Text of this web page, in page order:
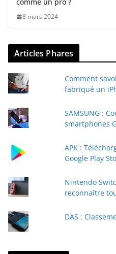
8 mars 2024
Articles Phares
Comment
fabriqué un
SAMSUNG :
smartphones
APK :
Google Play
Nintendo
reconnaître
DAS :